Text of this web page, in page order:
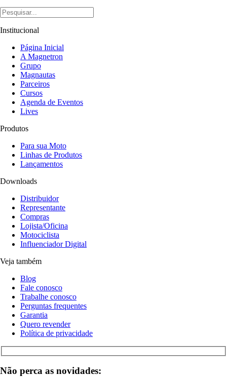
Institucional
Página Inicial
A Magnetron
Grupo
Magnautas
Parceiros
Cursos
Agenda de Eventos
Lives
Produtos
Para sua Moto
Linhas de Produtos
Lançamentos
Downloads
Distribuidor
Representante
Compras
Lojista/Oficina
Motociclista
Influenciador Digital
Veja também
Blog
Fale conosco
Trabalhe conosco
Perguntas frequentes
Garantia
Quero revender
Política de privacidade
Não perca as novidades: